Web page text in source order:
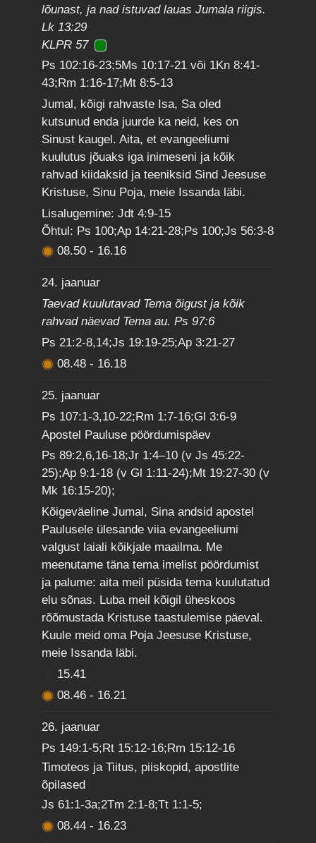
lõunast, ja nad istuvad lauas Jumala riigis.
Lk 13:29
KLPR 57
Ps 102:16-23;5Ms 10:17-21 või 1Kn 8:41-
43;Rm 1:16-17;Mt 8:5-13
Jumal, kõigi rahvaste Isa, Sa oled
kutsunud enda juurde ka neid, kes on
Sinust kaugel. Aita, et evangeeliumi
kuulutus jõuaks iga inimeseni ja kõik
rahvad kiidaksid ja teeniksid Sind Jeesuse
Kristuse, Sinu Poja, meie Issanda läbi.
Lisalugemine: Jdt 4:9-15
Õhtul: Ps 100;Ap 14:21-28;Ps 100;Js 56:3-8
08.50- 16.16
24. jaanuar
Taevad kuulutavad Tema õigust ja kõik
rahvad näevad Tema au. Ps 97:6
Ps 21:2-8,14;Js 19:19-25;Ap 3:21-27
08.48- 16.18
25. jaanuar
Ps 107:1-3,10-22;Rm 1:7-16;Gl 3:6-9
Apostel Pauluse pöördumispäev
Ps 89:2,6,16-18;Jr 1:4–10 (v Js 45:22-
25);Ap 9:1-18 (v Gl 1:11-24);Mt 19:27-30 (v
Mk 16:15-20);
Kõigeväeline Jumal, Sina andsid apostel
Paulusele ülesande viia evangeeliumi
valgust laiali kõikjale maailma. Me
meenutame täna tema imelist pöördumist
ja palume: aita meil püsida tema kuulutatud
elu sõnas. Luba meil kõigil üheskoos
rõõmustada Kristuse taastulemise päeval.
Kuule meid oma Poja Jeesuse Kristuse,
meie Issanda läbi.
15.41
08.46- 16.21
26. jaanuar
Ps 149:1-5;Rt 15:12-16;Rm 15:12-16
Timoteos ja Tiitus, piiskopid, apostlite
õpilased
Js 61:1-3a;2Tm 2:1-8;Tt 1:1-5;
08.44- 16.23